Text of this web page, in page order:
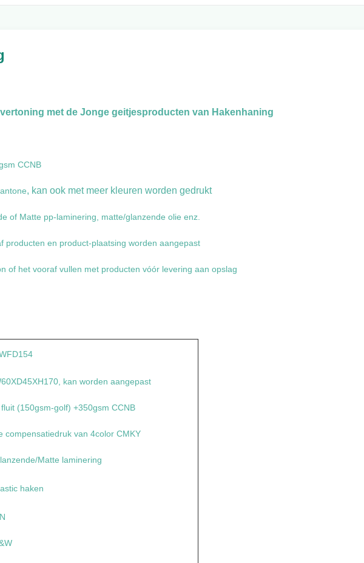
met de Jonge geitjesproducten van Hakenhaning
CCNB
, kan ook met meer kleuren worden gedrukt
of Matte pp-laminering, matte/glanzende olie enz.
producten en product-plaatsing worden aangepast
of het vooraf vullen met producten vóór levering aan opslag
kan worden aangepast
fluit (150gsm-golf) +350gsm CCNB
compensatiedruk van 4color CMKY
Matte laminering
haken